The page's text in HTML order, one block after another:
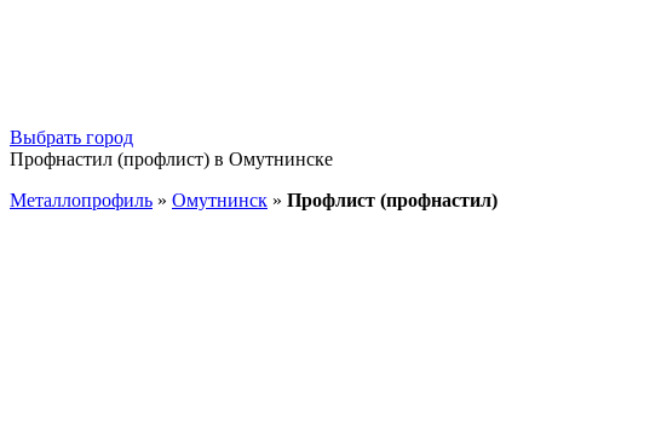
Выбрать город
Профнастил (профлист) в Омутнинске
Металлопрофиль » Омутнинск » Профлист (профнастил)